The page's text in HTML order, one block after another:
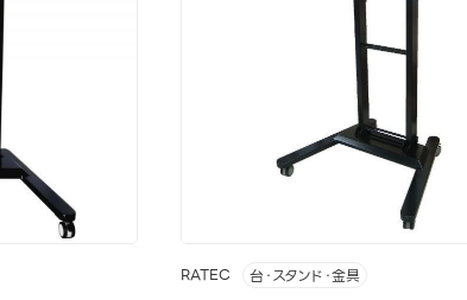
RATEC 台・スタンド・金具